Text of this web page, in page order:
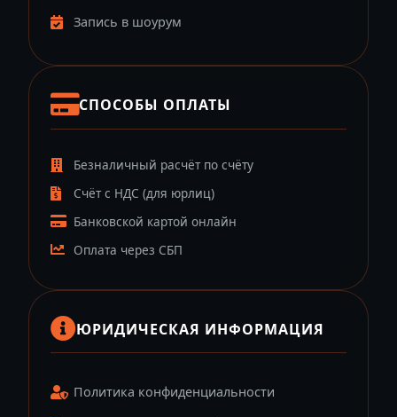
Запись в шоурум
СПОСОБЫ ОПЛАТЫ
Безналичный расчёт по счёту
Счёт с НДС (для юрлиц)
Банковской картой онлайн
Оплата через СБП
ЮРИДИЧЕСКАЯ ИНФОРМАЦИЯ
Политика конфиденциальности